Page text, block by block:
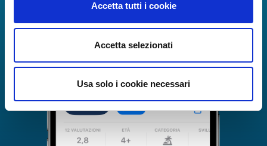
Accetta tutti i cookie
Accetta selezionati
Usa solo i cookie necessari